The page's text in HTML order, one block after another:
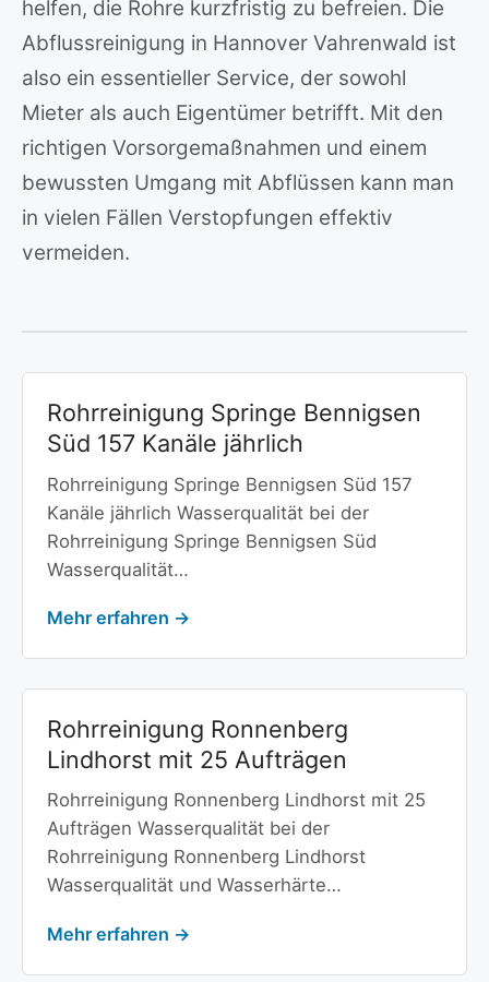
helfen, die Rohre kurzfristig zu befreien. Die
Abflussreinigung in Hannover Vahrenwald ist
also ein essentieller Service, der sowohl
Mieter als auch Eigentümer betrifft. Mit den
richtigen Vorsorgemaßnahmen und einem
bewussten Umgang mit Abflüssen kann man
in vielen Fällen Verstopfungen effektiv
vermeiden.
Rohrreinigung Springe Bennigsen
Süd 157 Kanäle jährlich
Rohrreinigung Springe Bennigsen Süd 157
Kanäle jährlich Wasserqualität bei der
Rohrreinigung Springe Bennigsen Süd
Wasserqualität…
Mehr erfahren →
Rohrreinigung Ronnenberg
Lindhorst mit 25 Aufträgen
Rohrreinigung Ronnenberg Lindhorst mit 25
Aufträgen Wasserqualität bei der
Rohrreinigung Ronnenberg Lindhorst
Wasserqualität und Wasserhärte…
Mehr erfahren →